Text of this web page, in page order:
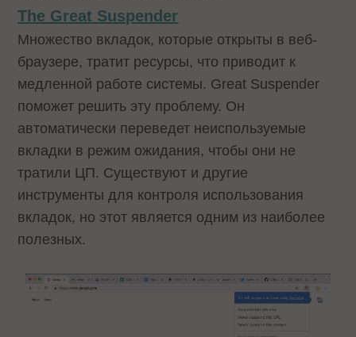
The Great Suspender
Множество вкладок, которые открыты в веб-
браузере, тратит ресурсы, что приводит к
медленной работе системы. Great Suspender
поможет решить эту проблему. Он
автоматически переведет неиспользуемые
вкладки в режим ожидания, чтобы они не
тратили ЦП. Существуют и другие
инструменты для контроля использования
вкладок, но этот является одним из наиболее
полезных.